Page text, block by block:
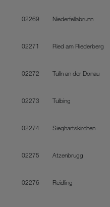
02269 Niederfellabrunn
02271 Ried am Riederberg
02272 Tulln an der Donau
02273 Tulbing
02274 Sieghartskirchen
02275 Atzenbrugg
02276 Reidling